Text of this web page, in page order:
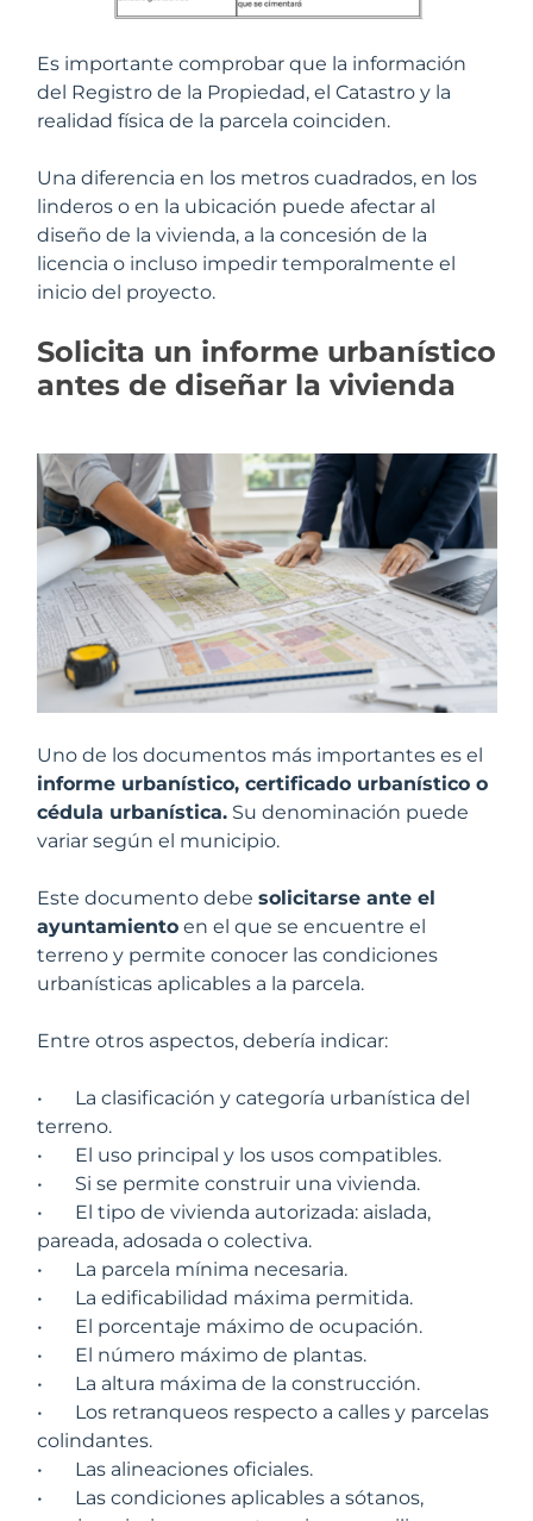
Es importante comprobar que la información
del Registro de la Propiedad, el Catastro y la
realidad física de la parcela coinciden.
Una diferencia en los metros cuadrados, en los
linderos o en la ubicación puede afectar al
diseño de la vivienda, a la concesión de la
licencia o incluso impedir temporalmente el
inicio del proyecto.
Solicita un informe urbanístico
antes de diseñar la vivienda
Uno de los documentos más importantes es el
informe urbanístico, certificado urbanístico o
cédula urbanística.Su denominación puede
variar según el municipio.
Este documento debe solicitarse ante el
ayuntamientoen el que se encuentre el
terreno y permite conocer las condiciones
urbanísticas aplicables a la parcela.
Entre otros aspectos, debería indicar:
•
La clasificación y categoría urbanística del
terreno.
•
El uso principal y los usos compatibles.
•
Si se permite construir una vivienda.
•
El tipo de vivienda autorizada: aislada,
pareada, adosada o colectiva.
•
La parcela mínima necesaria.
•
La edificabilidad máxima permitida.
•
El porcentaje máximo de ocupación.
•
El número máximo de plantas.
•
La altura máxima de la construcción.
•
Los retranqueos respecto a calles y parcelas
colindantes.
•
Las alineaciones oficiales.
•
Las condiciones aplicables a sótanos,